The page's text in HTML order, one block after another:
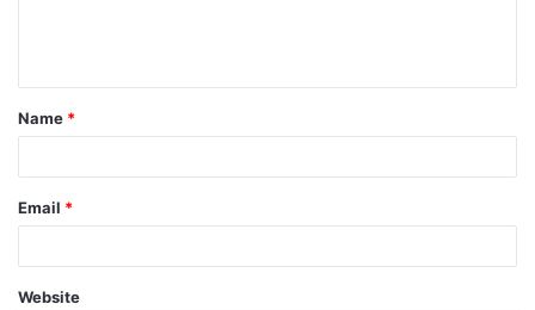
Name *
Email *
Website